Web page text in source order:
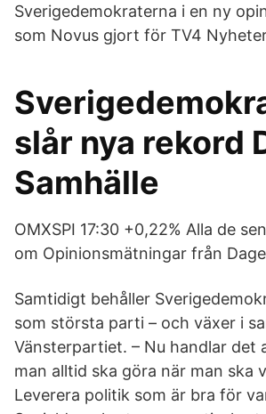
Sverigedemokraterna i en ny
som Novus gjort för TV4
slår nya rekord
Samhälle
OMXSPI 17:30 +0,22% Alla de
om Opinionsmätningar från
Samtidigt behåller
som största parti – och växer i
Vänsterpartiet. – Nu handlar det
man alltid ska göra när man ska
Leverera politik som är bra för